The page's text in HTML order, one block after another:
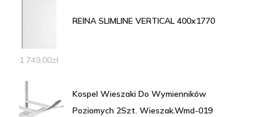
REINA SLIMLINE VERTICAL 400x1770
1 749,00zł
Kospel Wieszaki Do Wymienników
Poziomych 2Szt. Wieszak.Wmd-019